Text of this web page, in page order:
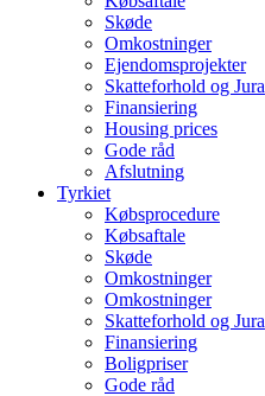
Skøde
Omkostninger
Ejendomsprojekter
Skatteforhold og Jura
Finansiering
Housing prices
Gode råd
Afslutning
Tyrkiet
Købsprocedure
Købsaftale
Skøde
Omkostninger
Omkostninger
Skatteforhold og Jura
Finansiering
Boligpriser
Gode råd